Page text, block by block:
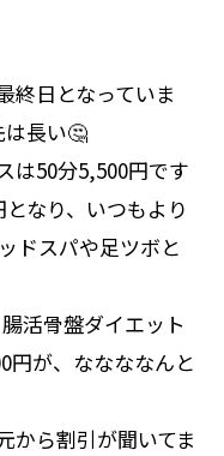
終日となっていま
長い🤔
は50分5,500円です
なり、いつもより
ドスパや足ツボと
活骨盤ダイエット
円が、ななななんと
から割引が聞いてま